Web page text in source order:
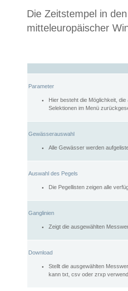
Die Zeitstempel in
mitteleuropäischer
Parameter
Hier besteht die Möglichkeit,
Selektionen im Menü
Gewässerauswahl
Alle Gewässer werden
Auswahl des Pegels
Die Pegellisten zeigen alle
Ganglinien
Zeigt die ausgewählten
Download
Stellt die ausgewählten
kann txt, csv oder zrxp